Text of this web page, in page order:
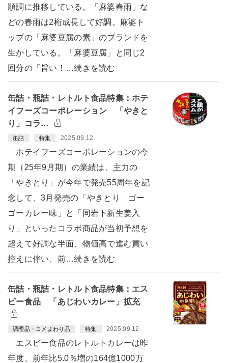
順調に推移している。「麻婆春雨」な
どの春雨は2桁成長して好調。麻婆ト
ップの「麻婆豆腐の素」のブランドを
生かしている。「麻婆豆腐」と同じ2
回分の「旨い！…続きを読む
缶詰・瓶詰・レトルト食品特集：ホテ
イフーズコーポレーション 「やきと
り」コラ…
缶詰 特集 2025.09.12
ホテイフーズコーポレーションの今
期（25年9月期）の業績は、主力の
「やきとり」が今年で発売55周年を記
念して、3月発売の「やきとり ゴー
ゴーカレー味」と「同岩下新生姜入
り」といったコラボ商品が当初予想を
超えて好調な半面、物価高で進む買い
控えに伴い、前…続きを読む
缶詰・瓶詰・レトルト食品特集：エス
ビー食品 「あじわいカレー」拡充
調理品・コメまわり品 特集 2025.09.12
エスビー食品のレトルトカレーは昨
年度、前年比5.0％増の164億1000万